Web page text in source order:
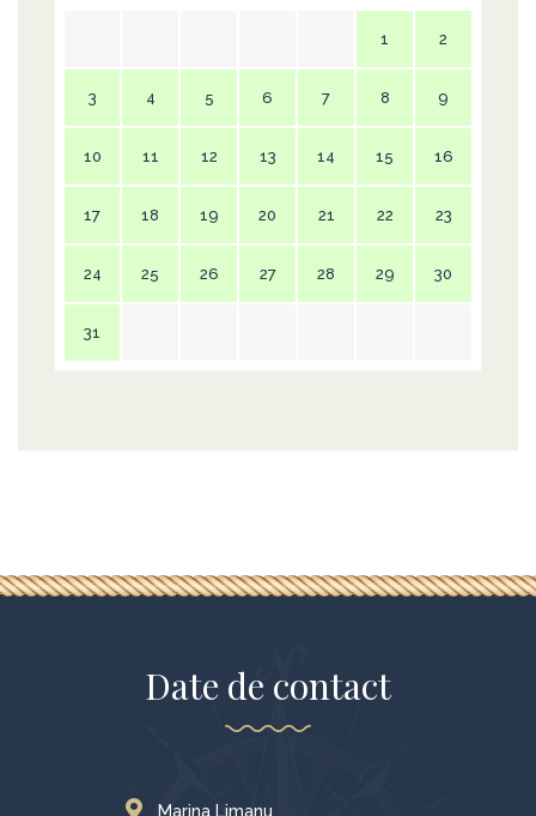
1 2
3 4 5 6 7 8 9
10 11 12 13 14 15 16
17 18 19 20 21 22 23
24 25 26 27 28 29 30
31
Date de contact
Marina Limanu